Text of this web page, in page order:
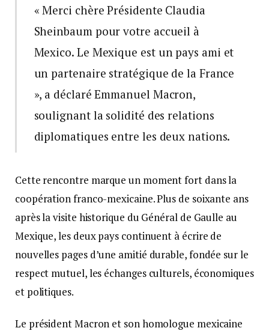
« Merci chère Présidente Claudia
Sheinbaum pour votre accueil à
Mexico. Le Mexique est un pays ami et
un partenaire stratégique de la France
», a déclaré Emmanuel Macron,
soulignant la solidité des relations
diplomatiques entre les deux nations.
Cette rencontre marque un moment fort dans la
coopération franco-mexicaine. Plus de soixante ans
après la visite historique du Général de Gaulle au
Mexique, les deux pays continuent à écrire de
nouvelles pages d’une amitié durable, fondée sur le
respect mutuel, les échanges culturels, économiques
et politiques.
Le président Macron et son homologue mexicaine